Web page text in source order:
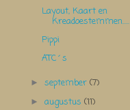
Layout, Kaart en
Kreadoestemmen.....
Pippi
ATC´s
►september(7)
►augustus(11)